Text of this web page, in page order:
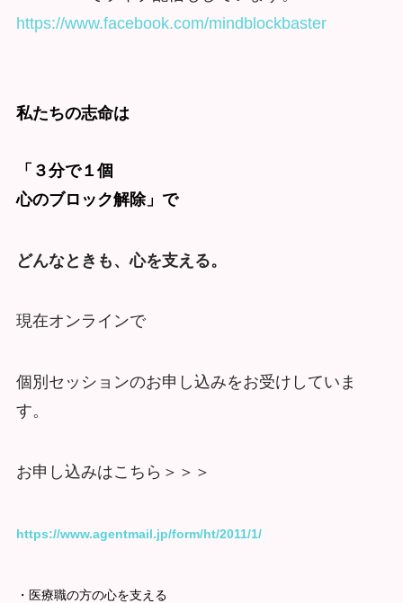
https://www.facebook.com/mindblockbaster
私たちの志命は
「３分で１個
心のブロック解除」で
どんなときも、心を支える。
現在オンラインで
個別セッションのお申し込みをお受けしていま
す。
お申し込みはこちら＞＞＞
https://www.agentmail.jp/form/ht/2011/1/
・医療職の方の心を支える